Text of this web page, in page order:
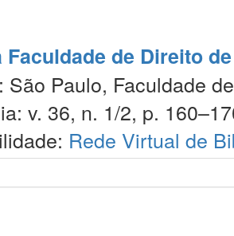
Faculdade de Direito
São Paulo, Faculdade
v. 36, n. 1/2, p.
Rede Virtual de